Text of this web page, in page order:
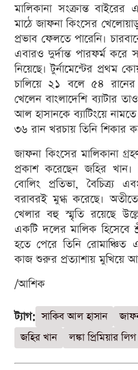
মালিকানা সংক্রান্ত
মাঠে জাফনা কিংসের
প্রভাব ফেলতে পারেনি।
এবারও দুর্দান্ত পারফর্ম করে
নিয়েছে। টুর্নামেন্টের প্রথম
চালিয়ে ২১ বলে ৫৪
খেলেন বাংলাদেশি ব্যাটার
আল হাসানকে ব্যাটিংয়ে
৩৬ রান খরচায় তিনি শিকার
জাফনা কিংসের মালিকানা
প্রকাশ করেছেন জহির খান।
বোলিং প্রতিভা,
বরাবরই মুগ্ধ করেছে। অতীতে
খেলার বহু স্মৃতি রয়েছে
একটি দলের মালিক হিসেবে
হতে পেরে তিনি রোমাঞ্চিত
কাজ শুরুর প্রত্যাশায় মুখিয়ে
/আশিক
ট্যাগ: সাকিব আল হাসান
জহির খান
লঙ্কা প্রিমিয়ার লিগ